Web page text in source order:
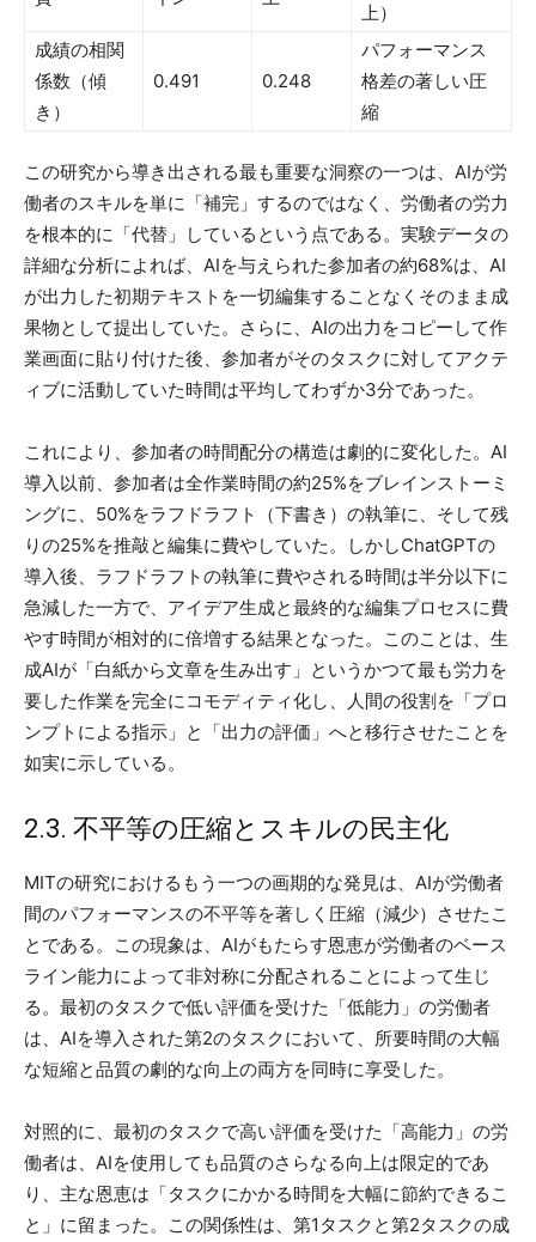
上）
成績の相関
係数（傾
き）
0.491 0.248
パフォーマンス
格差の著しい圧
縮
この研究から導き出される最も重要な洞察の一つは、AIが労
働者のスキルを単に「補完」するのではなく、労働者の労力
を根本的に「代替」しているという点である。実験データの
詳細な分析によれば、AIを与えられた参加者の約68%は、AI
が出力した初期テキストを一切編集することなくそのまま成
果物として提出していた。さらに、AIの出力をコピーして作
業画面に貼り付けた後、参加者がそのタスクに対してアクテ
ィブに活動していた時間は平均してわずか3分であった。
これにより、参加者の時間配分の構造は劇的に変化した。AI
導入以前、参加者は全作業時間の約25%をブレインストーミ
ングに、50%をラフドラフト（下書き）の執筆に、そして残
りの25%を推敲と編集に費やしていた。しかしChatGPTの
導入後、ラフドラフトの執筆に費やされる時間は半分以下に
急減した一方で、アイデア生成と最終的な編集プロセスに費
やす時間が相対的に倍増する結果となった。このことは、生
成AIが「白紙から文章を生み出す」というかつて最も労力を
要した作業を完全にコモディティ化し、人間の役割を「プロ
ンプトによる指示」と「出力の評価」へと移行させたことを
如実に示している。
2.3. 不平等の圧縮とスキルの民主化
MITの研究におけるもう一つの画期的な発見は、AIが労働者
間のパフォーマンスの不平等を著しく圧縮（減少）させたこ
とである。この現象は、AIがもたらす恩恵が労働者のベース
ライン能力によって非対称に分配されることによって生じ
る。最初のタスクで低い評価を受けた「低能力」の労働者
は、AIを導入された第2のタスクにおいて、所要時間の大幅
な短縮と品質の劇的な向上の両方を同時に享受した。
対照的に、最初のタスクで高い評価を受けた「高能力」の労
働者は、AIを使用しても品質のさらなる向上は限定的であ
り、主な恩恵は「タスクにかかる時間を大幅に節約できるこ
と」に留まった。この関係性は、第1タスクと第2タスクの成